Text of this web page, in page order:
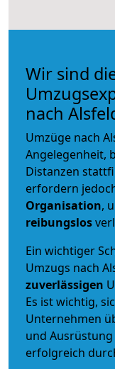
Wir sind
nach
Umzüge nach
Angelegenheit,
Distanzen
erfordern
Organisation,
reibungslos
Ein wichtiger
Umzugs nach
zuverlässigen
Es ist wichtig,
Unternehmen
und
erfolgreich